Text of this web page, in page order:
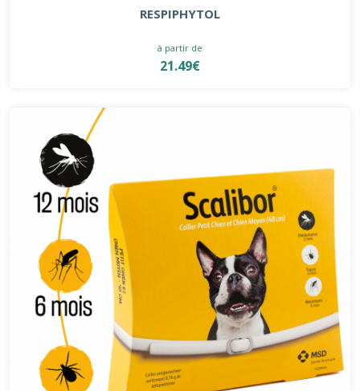
RESPIPHYTOL
à partir de
21.49€